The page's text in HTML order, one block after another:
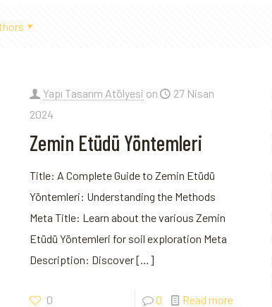
Yapı Tasarım Atölyesi on
27 Nisan
2024
Zemin Etüdü Yöntemleri
Title: A Complete Guide to Zemin Etüdü
Yöntemleri: Understanding the Methods
Meta Title: Learn about the various Zemin
Etüdü Yöntemleri for soil exploration Meta
Description: Discover[…]
0 0 Read more